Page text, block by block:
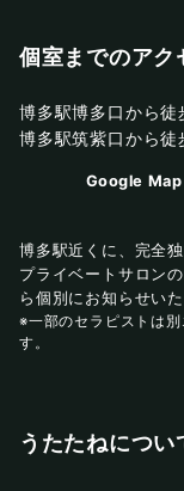
個室までのアク
博多駅博多口から徒
博多駅筑紫口から徒
Google Map
博多駅近くに、完全
プライベートサロン
ら個別にお知らせいた
※一部のセラピストは
す。
うたたねについ